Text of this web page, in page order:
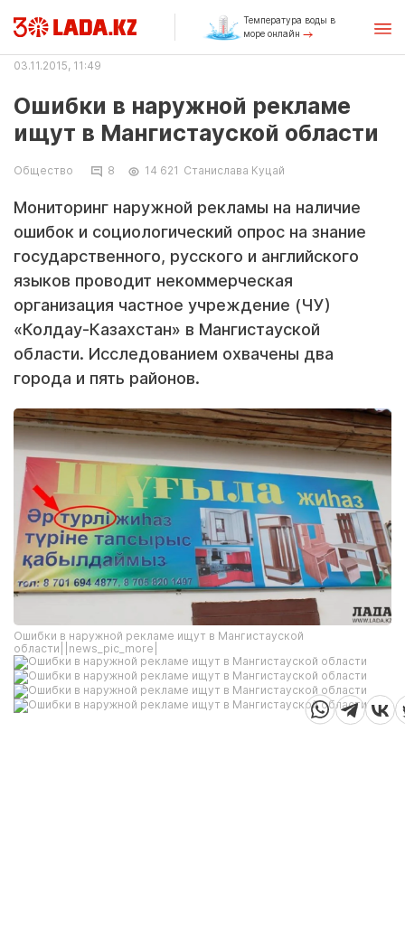
Температура воды в
море онлайн
03.11.2015, 11:49
Ошибки в наружной рекламе
ищут в Мангистауской области
Общество 8 14 621 Станислава Куцай
Мониторинг наружной рекламы на наличие
ошибок и социологический опрос на знание
государственного, русского и английского
языков проводит некоммерческая
организация частное учреждение (ЧУ)
«Колдау-Казахстан» в Мангистауской
области. Исследованием охвачены два
города и пять районов.
Ошибки в наружной рекламе ищут в Мангистауской
области||news_pic_more|